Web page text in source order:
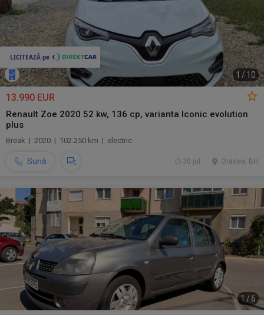
1 /10
13.990 EUR
Renault Zoe 2020 52 kw, 136 cp, varianta Iconic evolution
plus
Break | 2020 | 102.250 km | electric
Sună Oradea, BH
30 jul.
1 /6